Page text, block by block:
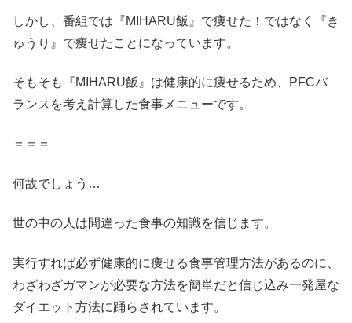
しかし、番組では『MIHARU飯』で痩せた！ではなく『き
ゅうり』で痩せたことになっています。
そもそも『MIHARU飯』は健康的に痩せるため、PFCバ
ランスを考え計算した食事メニューです。
＝＝＝
何故でしょう…
世の中の人は間違った食事の知識を信じます。
実行すれば必ず健康的に痩せる食事管理方法があるのに、
わざわざガマンが必要な方法を簡単だと信じ込み一発屋な
ダイエット方法に踊らされています。